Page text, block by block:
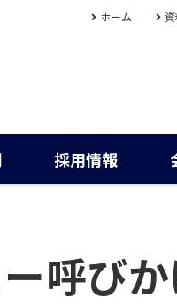
ホーム
採用情報
呼び